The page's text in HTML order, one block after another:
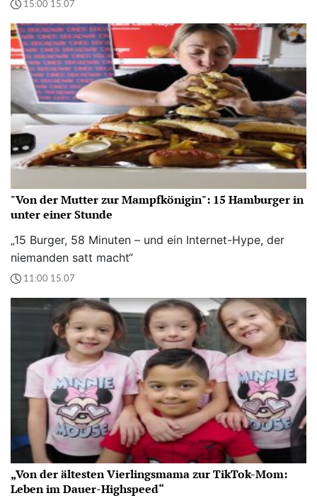
15:00 15.07
"Von der Mutter zur Mampfkönigin": 15 Hamburger in
unter einer Stunde
„15 Burger, 58 Minuten – und ein Internet-Hype, der
niemanden satt macht“
11:00 15.07
„Von der ältesten Vierlingsmama zur TikTok-Mom:
Leben im Dauer-Highspeed“